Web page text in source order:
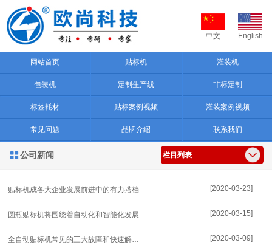
中文 English
网站首页 贴标机 灌装机
包装机 定制生产线 非标定制
标签耗材 贴标案例视频 灌装案例视频
常见问题 品牌介绍 联系我们
 公司新闻 栏目列表
[2020-03-23]
贴标机成各大企业发展前进中的有力搭档
[2020-03-15]
圆瓶贴标机将围绕着自动化和智能化发展
[2020-03-09]
全自动贴标机常见的三大故障和快速解决办法